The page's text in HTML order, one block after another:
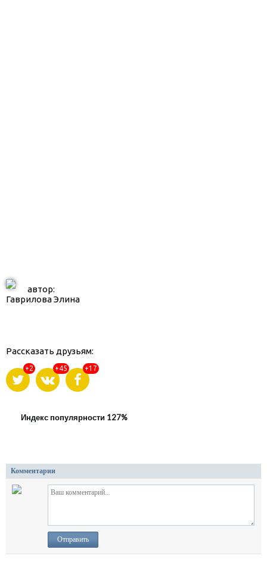
автор:
Гаврилова Элина
Рассказать друзьям:
+2 +45 +17
Индекс популярности 127%
Комментарии
Отправить